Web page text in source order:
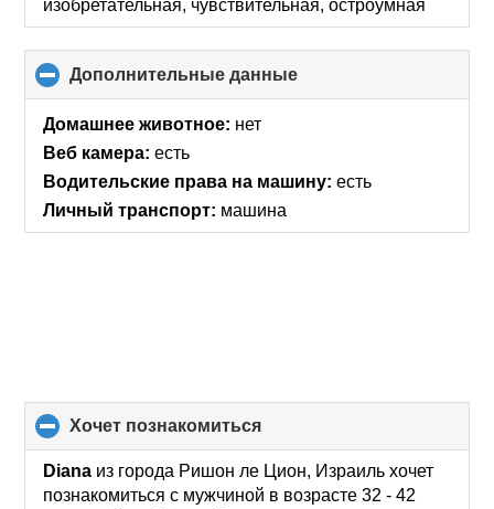
изобретательная, чувствительная, остроумная
Дополнительные данные
to
Домашнее животное: нет
Веб камера: есть
Водительские права на машину: есть
Личный транспорт: машина
хочет познакомиться
to
collapse
contents
Diana из города Ришон ле Цион, Израиль хочет
познакомиться с мужчиной в возрасте 32 - 42